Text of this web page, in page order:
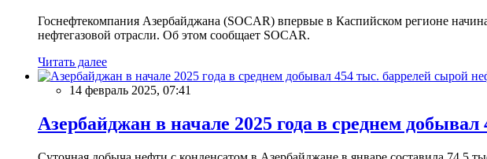
Госнефтекомпания Азербайджана (SOCAR) впервые в Каспийском регионе
нефтегазовой отрасли. Об этом сообщает SOCAR.
Читать далее
14 февраль 2025, 07:41
Азербайджан в начале 2025 года в среднем